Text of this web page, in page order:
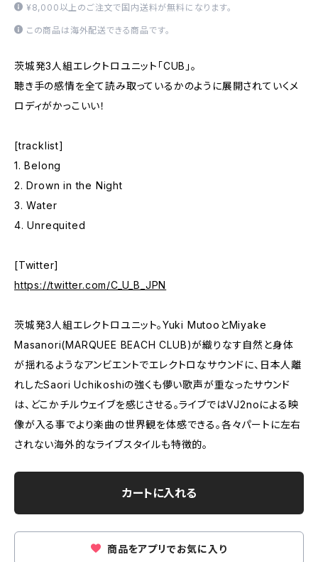
¥8,000以上のご注文で国内送料が無料になります。
この商品は海外配送できる商品です。
茨城発3人組エレクトロユニット「CUB」。
聴き手の感情を全て読み取っているかのように展開されていくメ
ロディがかっこいい！
[tracklist]
1. Belong
2. Drown in the Night
3. Water
4. Unrequited
[Twitter]
https://twitter.com/C_U_B_JPN
茨城発3人組エレクトロユニット。Yuki MutooとMiyake
Masanori(MARQUEE BEACH CLUB)が織りなす自然と身体
が揺れるようなアンビエントでエレクトロなサウンドに、日本人離
れしたSaori Uchikoshiの強くも儚い歌声が重なったサウンド
は、どこかチルウェイブを感じさせる。ライブではVJ2noによる映
像が入る事でより楽曲の世界観を体感できる。各々パートに左右
されない海外的なライブスタイルも特徴的。
カートに入れる
商品をアプリでお気に入り